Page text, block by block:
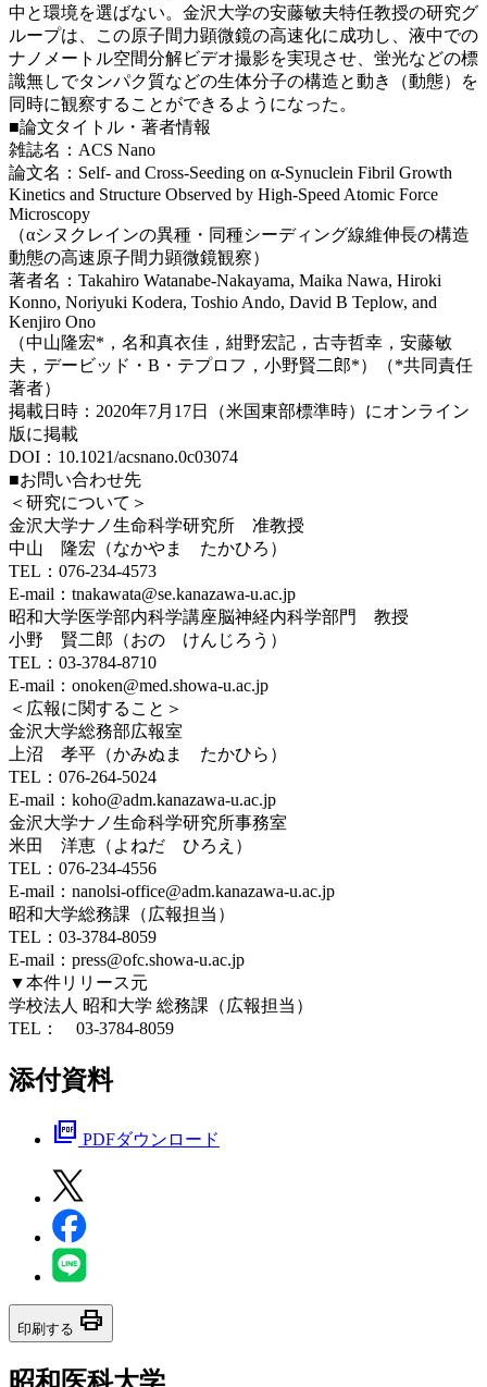
中と環境を選ばない。金沢大学の安藤敏夫特任教授の研究グ
ループは、この原子間力顕微鏡の高速化に成功し、液中での
ナノメートル空間分解ビデオ撮影を実現させ、蛍光などの標
識無しでタンパク質などの生体分子の構造と動き（動態）を
同時に観察することができるようになった。
■論文タイトル・著者情報
雑誌名：ACS Nano
論文名：Self- and Cross-Seeding on α-Synuclein Fibril Growth
Kinetics and Structure Observed by High-Speed Atomic Force
Microscopy
（αシヌクレインの異種・同種シーディング線維伸長の構造
動態の高速原子間力顕微鏡観察）
著者名：Takahiro Watanabe-Nakayama, Maika Nawa, Hiroki
Konno, Noriyuki Kodera, Toshio Ando, David B Teplow, and
Kenjiro Ono
（中山隆宏*，名和真衣佳，紺野宏記，古寺哲幸，安藤敏
夫，デービッド・B・テプロフ，小野賢二郎*）（*共同責任
著者）
掲載日時：2020年7月17日（米国東部標準時）にオンライン
版に掲載
DOI：10.1021/acsnano.0c03074
■お問い合わせ先
＜研究について＞
金沢大学ナノ生命科学研究所 准教授
中山 隆宏（なかやま たかひろ）
TEL：076-234-4573
E-mail：tnakawata@se.kanazawa-u.ac.jp
昭和大学医学部内科学講座脳神経内科学部門 教授
小野 賢二郎（おの けんじろう）
TEL：03-3784-8710
E-mail：onoken@med.showa-u.ac.jp
＜広報に関すること＞
金沢大学総務部広報室
上沼 孝平（かみぬま たかひら）
TEL：076-264-5024
E-mail：koho@adm.kanazawa-u.ac.jp
金沢大学ナノ生命科学研究所事務室
米田 洋恵（よねだ ひろえ）
TEL：076-234-4556
E-mail：nanolsi-office@adm.kanazawa-u.ac.jp
昭和大学総務課（広報担当）
TEL：03-3784-8059
E-mail：press@ofc.showa-u.ac.jp
▼本件リリース元
学校法人 昭和大学 総務課（広報担当）
TEL： 03-3784-8059
添付資料
picture_as_pdf PDFダウンロード
印刷する print
昭和医科大学